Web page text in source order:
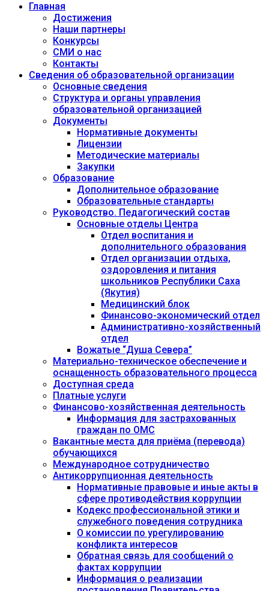
Главная
Достижения
Наши партнеры
Конкурсы
СМИ о нас
Контакты
Сведения об образовательной организации
Основные сведения
Структура и органы управления
образовательной организацией
Документы
Нормативные документы
Лицензии
Методические материалы
Закупки
Образование
Дополнительное образование
Образовательные стандарты
Руководство. Педагогический состав
Основные отделы Центра
Отдел воспитания и
дополнительного образования
Отдел организации отдыха,
оздоровления и питания
школьников Республики Саха
(Якутия)
Медицинский блок
Финансово-экономический отдел
Административно-хозяйственный
отдел
Вожатые “Душа Севера”
Материально-техническое обеспечение и
оснащенность образовательного процесса
Доступная среда
Платные услуги
Финансово-хозяйственная деятельность
Информация для застрахованных
граждан по ОМС
Вакантные места для приёма (перевода)
обучающихся
Международное сотрудничество
Антикоррупционная деятельность
Нормативные правовые и иные акты в
сфере противодействия коррупции
Кодекс профессиональной этики и
служебного поведения сотрудника
О комиссии по урегулированию
конфликта интересов
Обратная связь для сообщений о
фактах коррупции
Информация о реализации